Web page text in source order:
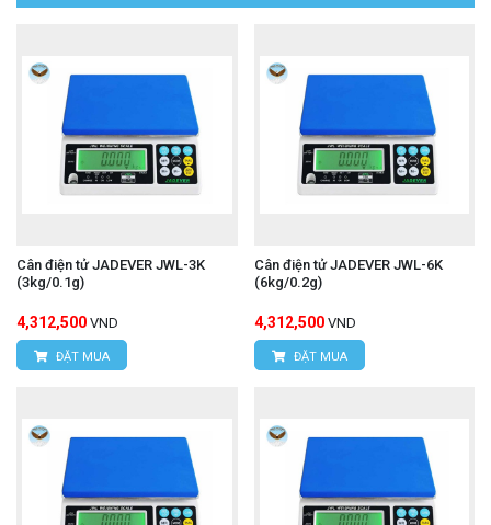
Cân điện tử JADEVER JWL-3K
(3kg/0.1g)
4,312,500 VND
ĐẶT MUA
Cân điện tử JADEVER JWL-6K
(6kg/0.2g)
4,312,500 VND
ĐẶT MUA